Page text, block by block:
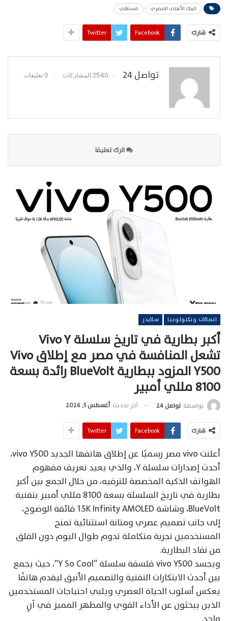
البنك الأهلي المصري قسطلي
شارك Facebook
Twitter
تواصل 24 2540 المشاركات 0 تعليقات
اترك تعليقا
اتصالات وتكنولوجيا سلايدر
أكبر بطارية في تاريخ سلسلة Vivo Y
تشعل المنافسة في مصر مع إطلاق Vivo
Y500 المزود ببطارية BlueVolt رائدة بسعة
8100 مللي أمبير
بواسطة تواصل 24 آخر تحديث أغسطس 5, 2026
شارك Facebook
Twitter
أعلنت vivo مصر رسميًا عن إطلاق هاتفها الجديد vivo Y500،
أحدث إصدارات سلسلة Y، والذي يعيد تعريف مفهوم
الهواتف الذكية المخصصة للترفيه، من خلال الجمع بين أكبر
بطارية في تاريخ السلسلة بسعة 8100 مللي أمبير بتقنية
BlueVolt، وشاشة 1.5K Infinity AMOLED فائقة الوضوح،
إلى جانب تصميم عصري ومتانة استثنائية تمنح
المستخدمين تجربة متكاملة تدوم طوال اليوم دون القلق
من نفاد البطارية.
ويجسد vivo Y500 فلسفة سلسلة “Y So Cool”، حيث يجمع
بين أحدث الابتكارات التقنية والتصميم الأنيق ليقدم هاتفًا
يعكس أسلوب الحياة العصري ويلبي احتياجات المستخدمين
الذين يبحثون عن الأداء القوي والمظهر المميز في آنٍ